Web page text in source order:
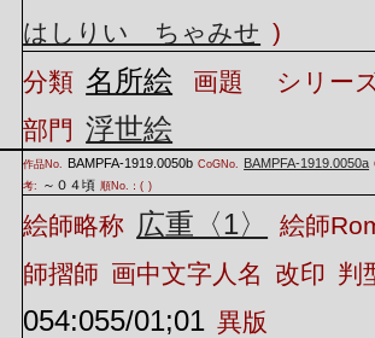
はしりい ちゃみせ )
分類 名所絵 画題
シリー
部門 浮世絵
作品No. BAMPFA-1919.0050b CoGNo. BAMPFA-1919.0050a
考:
～０４頃 順No.：( )
絵師略称 広重〈1〉
絵師
師摺師 画中文字人名 改印 判
054:055/01;01 異版